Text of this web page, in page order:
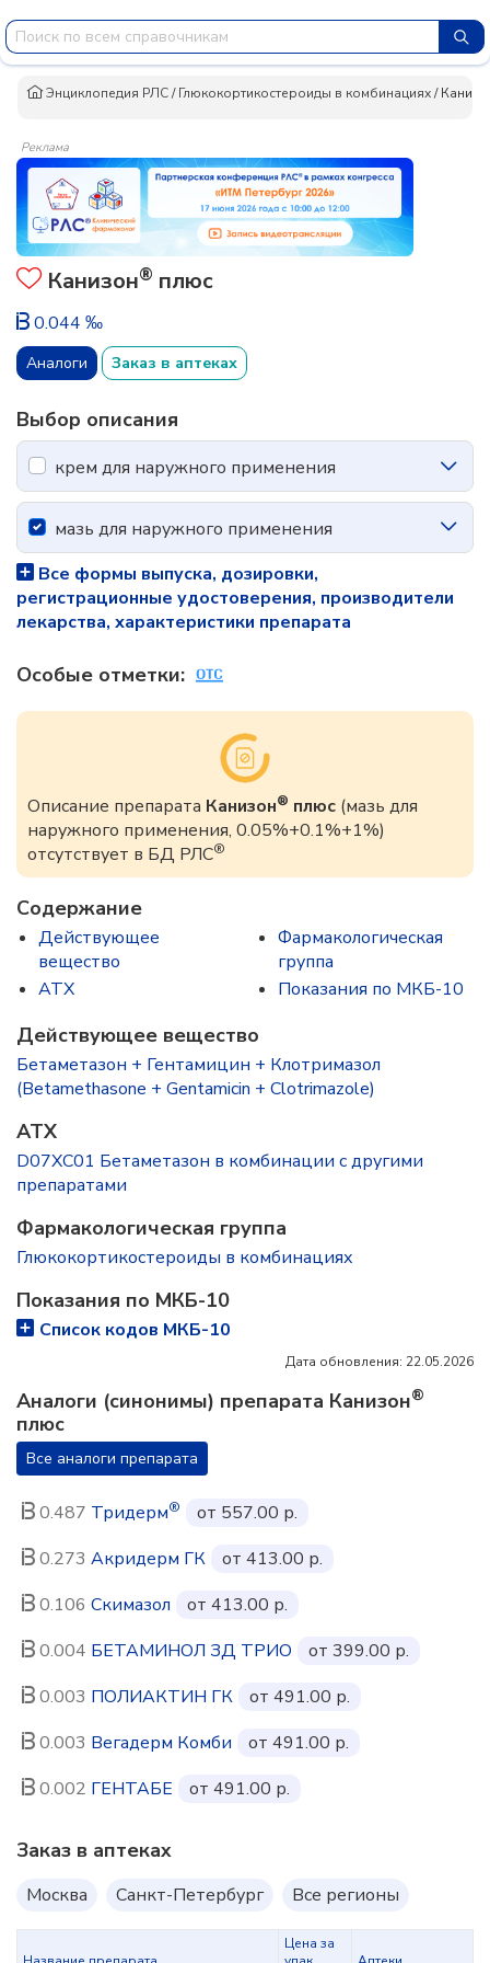
Энциклопедия РЛС/Глюкокортикостероиды в комбинациях/
Реклама
Канизон® плюс
0.044 ‰
Аналоги Заказ в аптеках
Выбор описания
крем для наружного применения
мазь для наружного применения
Все формы выпуска, дозировки,
регистрационные удостоверения, производители
лекарства, характеристики препарата
Особые отметки:
Описание препарата Канизон® плюс (мазь для
наружного применения, 0.05%+0.1%+1%)
отсутствует в БД РЛС®
Содержание
Действующее
вещество
ATX
Фармакологическая
группа
Показания по МКБ-10
Действующее вещество
Бетаметазон + Гентамицин + Клотримазол
(Betamethasone + Gentamicin + Clotrimazole)
ATX
D07XC01 Бетаметазон в комбинации с другими
препаратами
Фармакологическая группа
Глюкокортикостероиды в комбинациях
Показания по МКБ-10
Список кодов МКБ-10
Дата обновления: 22.05.2026
Аналоги (синонимы) препарата Канизон®
плюс
Все аналоги препарата
0.487 Тридерм®
от 557.00 р.
0.273 Акридерм ГК
от 413.00 р.
0.106 Скимазол
от 413.00 р.
0.004 БЕТАМИНОЛ ЗД ТРИО
от 399.00 р.
0.003 ПОЛИАКТИН ГК
от 491.00 р.
0.003 Вегадерм Комби
от 491.00 р.
0.002 ГЕНТАБЕ от 491.00 р.
Заказ в аптеках
Москва Санкт-Петербург Все регионы
Цена за